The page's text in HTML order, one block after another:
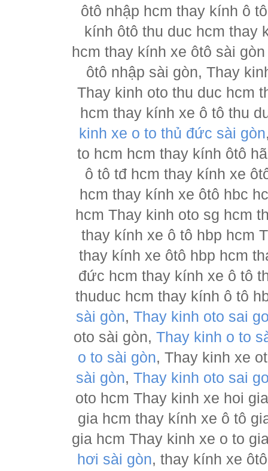
ôtô nhập hcm thay kính ô
kính ôtô thu duc hcm thay
hcm thay kính xe ôtô sài
ôtô nhập sài gòn, Thay
Thay kinh oto thu duc hcm
hcm thay kính xe ô tô thu
kinh xe o to thủ đức sài gòn
to hcm hcm thay kính ôtô
ô tô tđ hcm thay kính xe
hcm thay kính xe ôtô hbc
hcm Thay kinh oto sg hcm
thay kính xe ô tô hbp hcm
thay kính xe ôtô hbp hcm
đức hcm thay kính xe ô tô
thuduc hcm thay kính ô tô
sài gòn, Thay kinh oto sai
oto sài gòn, Thay kinh o to
o to sài gòn, Thay kinh xe
sài gòn, Thay kinh oto sai
oto hcm Thay kinh xe hoi
gia hcm thay kính xe ô tô
gia hcm Thay kinh xe o to
hơi sài gòn, thay kính xe